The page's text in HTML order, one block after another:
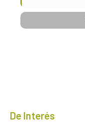
De Interés